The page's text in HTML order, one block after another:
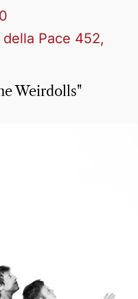
Pace 452,
Weirdolls"